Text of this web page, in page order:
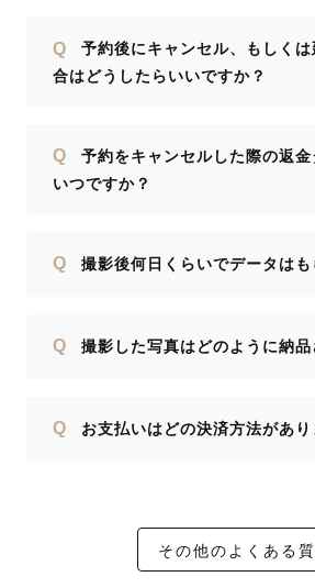
Q
予約後にキャンセル、もしく
合はどうしたらいいですか？
Q
予約をキャンセルした際の返
いつですか？
Q 撮影後何日くらいでデータはも
Q 撮影した写真はどのように納品
Q お支払いはどの決済方法があり
その他のよくある